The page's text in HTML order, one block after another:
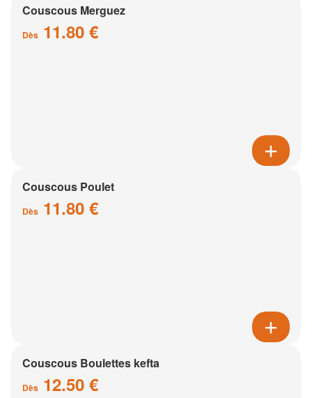
Couscous Merguez
Dès 11.80 €
Couscous Poulet
Dès 11.80 €
Couscous Boulettes kefta
Dès 12.50 €